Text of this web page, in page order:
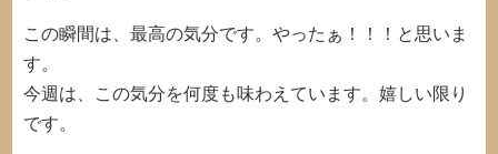
この瞬間は、最高の気分です。やったぁ！！！と思いま
す。
今週は、この気分を何度も味わえています。嬉しい限り
です。